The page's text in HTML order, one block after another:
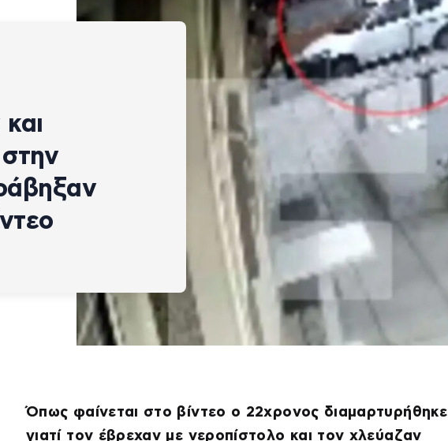
Όπως φαίνεται στο βίντεο ο 22χρονος διαμαρτυρήθηκε
γιατί τον έβρεχαν με νεροπίστολο και τον χλεύαζαν